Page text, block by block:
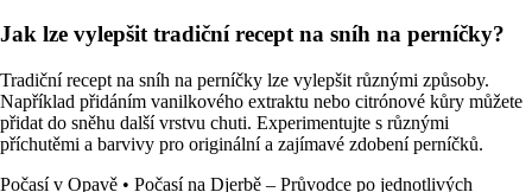
Jak lze vylepšit tradiční recept na sníh na perníčky?
Tradiční recept na sníh na perníčky lze vylepšit různými způsoby.
Například přidáním vanilkového extraktu nebo citrónové kůry můžete
přidat do sněhu další vrstvu chuti. Experimentujte s různými
příchutěmi a barvivy pro originální a zajímavé zdobení perníčků.
Počasí v Opavě • Počasí na Djerbě – Průvodce po jednotlivých